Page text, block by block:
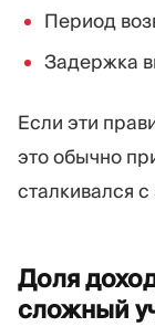
Период
Задержка
Если эти
это обычно
сталкивался
Доля
сложный